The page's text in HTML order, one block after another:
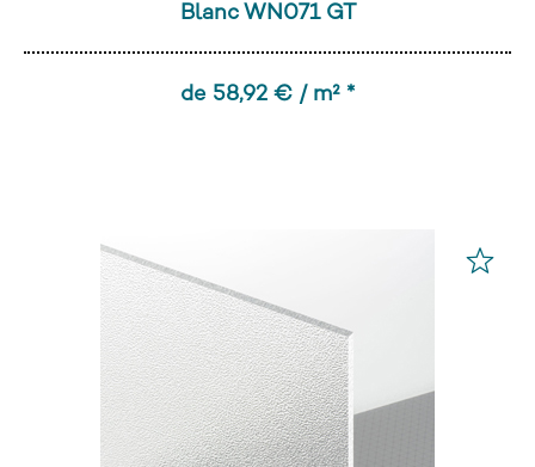
Blanc WN071 GT
de 58,92 € / m² *